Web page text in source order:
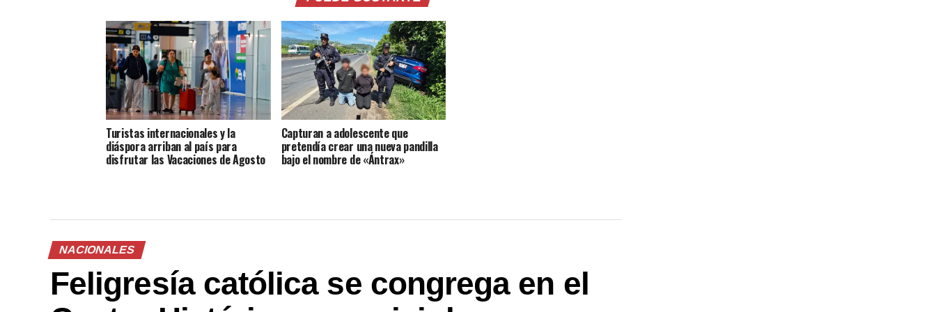
Turistas internacionales y la
diáspora arriban al país para
disfrutar las Vacaciones de Agosto
Capturan a adolescente que
pretendía crear una nueva pandilla
bajo el nombre de «Ántrax»
NACIONALES
Feligresía católica se congrega en el